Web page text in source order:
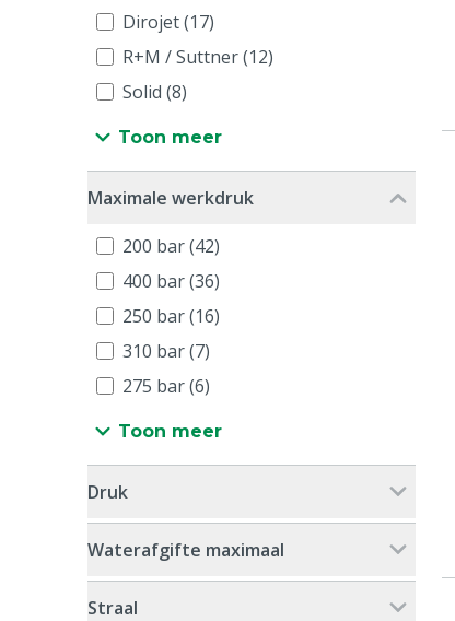
Dirojet (17)
R+M / Suttner (12)
Solid (8)
Toon meer
Maximale werkdruk
200 bar (42)
400 bar (36)
250 bar (16)
310 bar (7)
275 bar (6)
Toon meer
Druk
Waterafgifte maximaal
Straal